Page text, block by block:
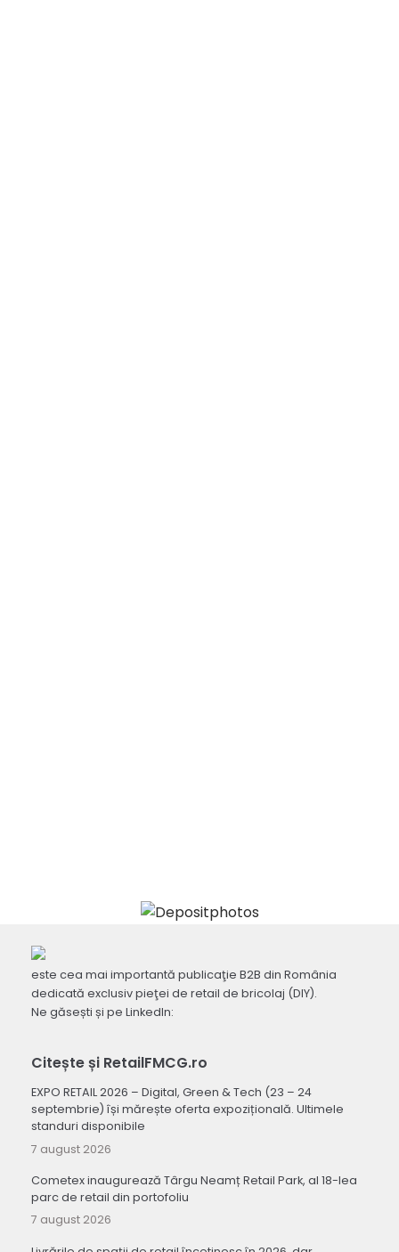
este cea mai importantă publicaţie B2B din România
dedicată exclusiv pieţei de retail de bricolaj (DIY).
Ne găsești și pe LinkedIn:
Citește și RetailFMCG.ro
EXPO RETAIL 2026 – Digital, Green & Tech (23 – 24
septembrie) își mărește oferta expozițională. Ultimele
standuri disponibile
7 august 2026
Cometex inaugurează Târgu Neamț Retail Park, al 18-lea
parc de retail din portofoliu
7 august 2026